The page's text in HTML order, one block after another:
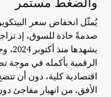
يُمثّل انخفاض سعر
صدمةً حادة للسوق، إذ
الرقمية بأكمله في موجة
اقتصادية كلية، دون أن